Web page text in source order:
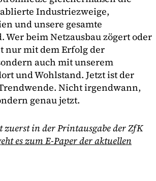
Industriezweige,
und unsere gesamte
Wer beim Netzausbau zögert oder
nur mit dem Erfolg der
auch mit unserem
und Wohlstand. Jetzt ist der
Nicht irgendwann,
genau jetzt.
zuerst in der Printausgabe der ZfK
es zum E-Paper der aktuellen